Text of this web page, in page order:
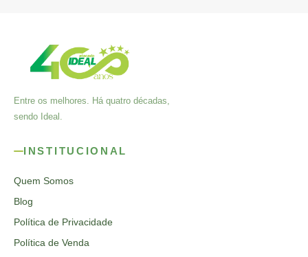
Entre os melhores. Há quatro décadas,
sendo Ideal.
INSTITUCIONAL
Quem Somos
Blog
Política de Privacidade
Política de Venda